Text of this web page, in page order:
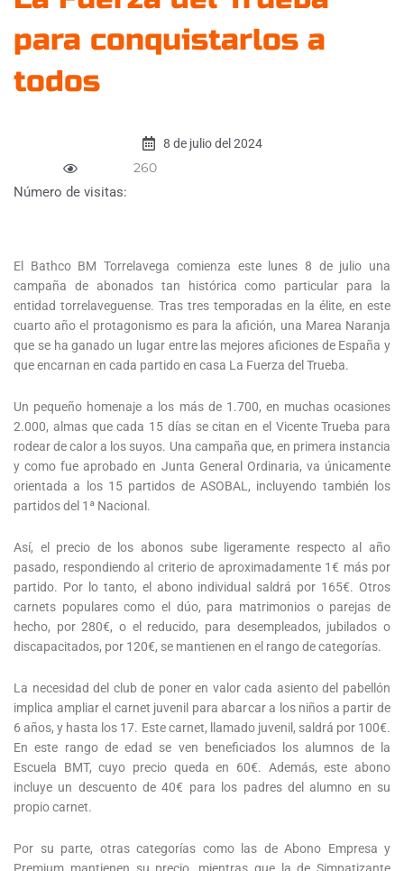
para conquistarlos a
todos
8 de julio del 2024
Número de visitas:
260
El Bathco BM Torrelavega comienza este lunes 8 de julio una
campaña de abonados tan histórica como particular para la
entidad torrelaveguense. Tras tres temporadas en la élite, en este
cuarto año el protagonismo es para la afición, una Marea Naranja
que se ha ganado un lugar entre las mejores aficiones de España y
que encarnan en cada partido en casa La Fuerza del Trueba.
Un pequeño homenaje a los más de 1.700, en muchas ocasiones
2.000, almas que cada 15 días se citan en el Vicente Trueba para
rodear de calor a los suyos. Una campaña que, en primera instancia
y como fue aprobado en Junta General Ordinaria, va únicamente
orientada a los 15 partidos de ASOBAL, incluyendo también los
partidos del 1ª Nacional.
Así, el precio de los abonos sube ligeramente respecto al año
pasado, respondiendo al criterio de aproximadamente 1€ más por
partido. Por lo tanto, el abono individual saldrá por 165€. Otros
carnets populares como el dúo, para matrimonios o parejas de
hecho, por 280€, o el reducido, para desempleados, jubilados o
discapacitados, por 120€, se mantienen en el rango de categorías.
La necesidad del club de poner en valor cada asiento del pabellón
implica ampliar el carnet juvenil para abarcar a los niños a partir de
6 años, y hasta los 17. Este carnet, llamado juvenil, saldrá por 100€.
En este rango de edad se ven beneficiados los alumnos de la
Escuela BMT, cuyo precio queda en 60€. Además, este abono
incluye un descuento de 40€ para los padres del alumno en su
propio carnet.
Por su parte, otras categorías como las de Abono Empresa y
Premium mantienen su precio, mientras que la de Simpatizante